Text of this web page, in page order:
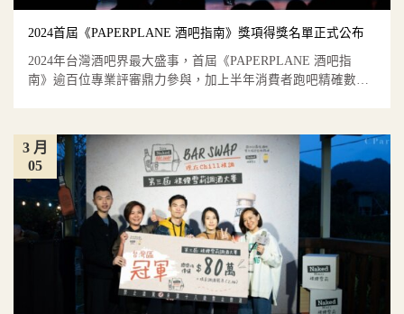
2024首屆《PAPERPLANE 酒吧指南》獎項得獎名單正式公布
2024年台灣酒吧界最大盛事，首屆《PAPERPLANE 酒吧指
南》逾百位專業評審鼎力參與，加上半年消費者跑吧精確數
05
3 月